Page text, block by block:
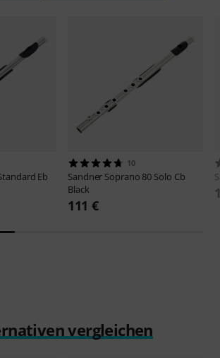
Eb
10
Sandner Soprano 80 Solo Cb
Black
111 €
vergleichen